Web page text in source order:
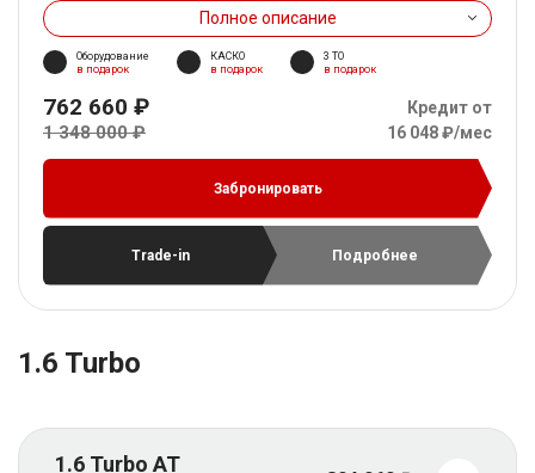
Полное описание
Оборудование
в подарок
КАСКО
в подарок
3 ТО
в подарок
762 660 ₽
1 348 000 ₽
Кредит от
16 048 ₽/мес
Забронировать
Trade-in Подробнее
1.6 Turbo
1.6 Turbo AT